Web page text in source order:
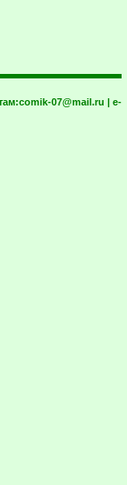
comik-07@mail.ru | e-